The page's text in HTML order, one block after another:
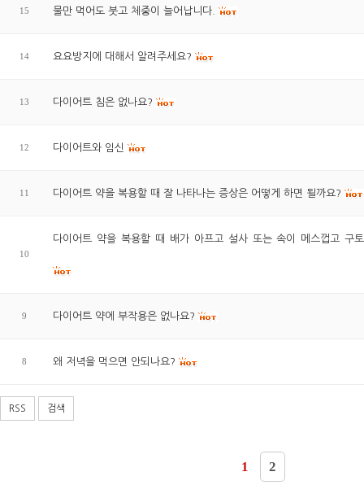
15 물만 먹어도 붓고 체중이 늘어납니다.
14 요요방지에 대해서 알려주세요?
13 다이어트 침은 없나요?
12 다이어트와 임신
11 다이어트 약을 복용할 때 잘 나타나는 증상은 어떻게 하면 될까요?
10
다이어트 약을 복용할 때 배가 아프고 설사 또는 속이 메스껍고 구
9 다이어트 약에 부작용은 없나요?
8 왜 저녁을 먹으면 안되나요?
RSS 검색
1 2